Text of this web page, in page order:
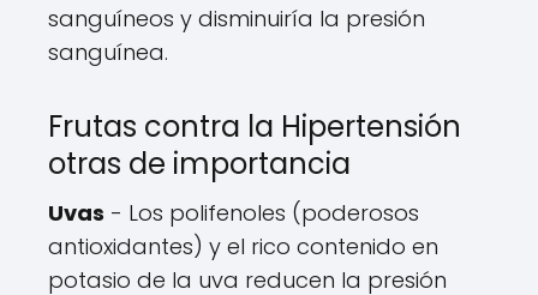
sanguíneos y disminuiría la presión
sanguínea.
Frutas contra la Hipertensión
otras de importancia
Uvas - Los polifenoles (poderosos
antioxidantes) y el rico contenido en
potasio de la uva reducen la presión